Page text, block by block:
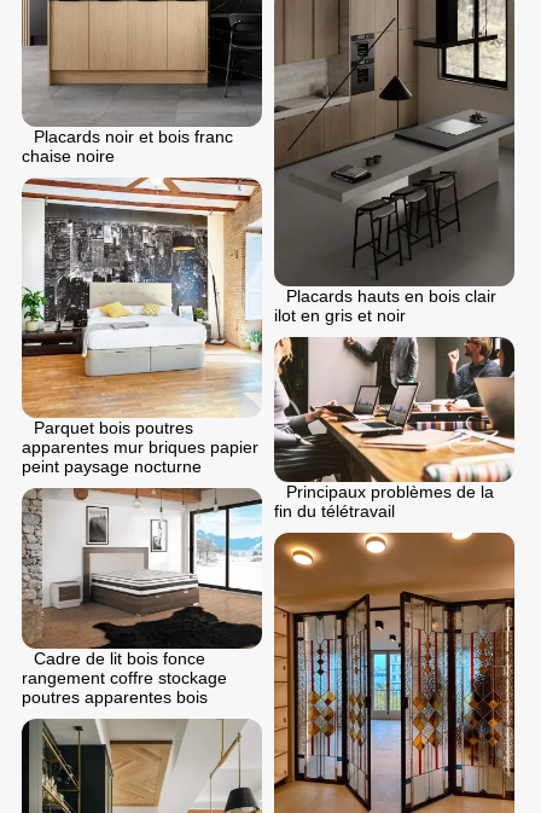
Placards noir et bois franc
chaise noire
Placards hauts en bois clair
ilot en gris et noir
Parquet bois poutres
apparentes mur briques papier
peint paysage nocturne
Principaux problèmes de la
fin du télétravail
Cadre de lit bois fonce
rangement coffre stockage
poutres apparentes bois